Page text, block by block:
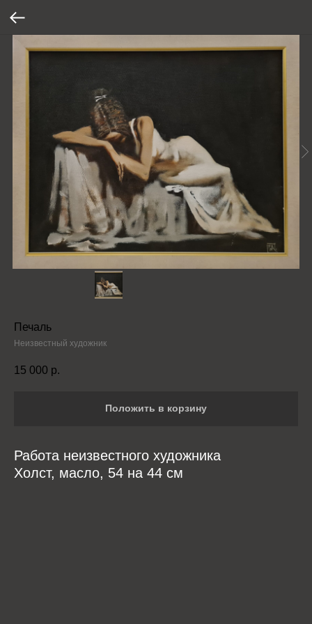
Печаль
Неизвестный художник
15 000 р.
Положить в корзину
Работа неизвестного художника
Холст, масло, 54 на 44 см